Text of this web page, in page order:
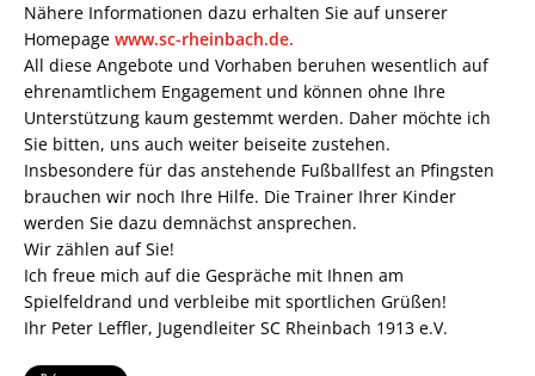
Nähere Informationen dazu erhalten Sie auf unserer
Homepage www.sc-rheinbach.de.
All diese Angebote und Vorhaben beruhen wesentlich auf
ehrenamtlichem Engagement und können ohne Ihre
Unterstützung kaum gestemmt werden. Daher möchte ich
Sie bitten, uns auch weiter beiseite zustehen.
Insbesondere für das anstehende Fußballfest an Pfingsten
brauchen wir noch Ihre Hilfe. Die Trainer Ihrer Kinder
werden Sie dazu demnächst ansprechen.
Wir zählen auf Sie!
Ich freue mich auf die Gespräche mit Ihnen am
Spielfeldrand und verbleibe mit sportlichen Grüßen!
Ihr Peter Leffler, Jugendleiter SC Rheinbach 1913 e.V.